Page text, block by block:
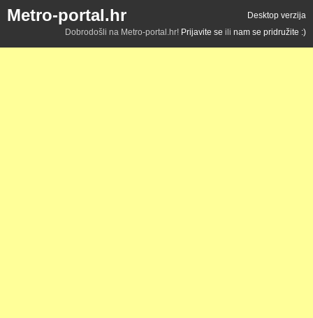
Metro-portal.hr
Desktop verzija
Dobrodošli na Metro-portal.hr! Prijavite se ili nam se pridružite :)